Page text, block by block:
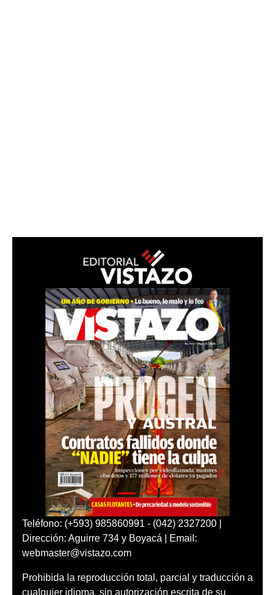
Teléfono: (+593) 985860991 - (042) 2327200 |
Dirección: Aguirre 734 y Boyacá | Email:
webmaster@vistazo.com
Prohibida la reproducción total, parcial y traducción a
cualquier idioma, sin autorización escrita de su